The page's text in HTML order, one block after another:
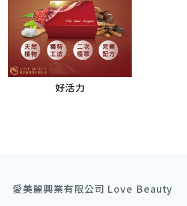
好活力
愛美麗興業有限公司 Love Beauty